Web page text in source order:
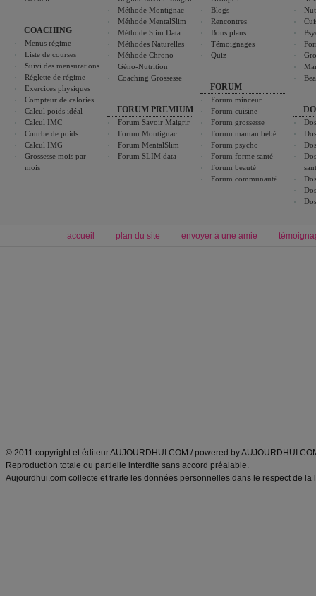
COACHING
Menus régime
Liste de courses
Suivi des mensurations
Réglette de régime
Exercices physiques
Compteur de calories
Calcul poids idéal
Calcul IMC
Courbe de poids
Calcul IMG
Grossesse mois par
mois
Méthode Montignac
Méthode MentalSlim
Méthode Slim Data
Méthodes Naturelles
Méthode Chrono-
Géno-Nutrition
Coaching Grossesse
FORUM PREMIUM
Forum Savoir Maigrir
Forum Montignac
Forum MentalSlim
Forum SLIM data
Blogs
Rencontres
Bons plans
Témoignages
Quiz
FORUM
Forum minceur
Forum cuisine
Forum grossesse
Forum maman bébé
Forum psycho
Forum forme santé
Forum beauté
Forum communauté
accueil plan du site envoyer à une amie
© 2011 copyright et éditeur AUJOURDHUI.COM / powered by
Reproduction totale ou partielle interdite sans accord préalable.
Aujourdhui.com collecte et traite les données personnelles dans le respect de